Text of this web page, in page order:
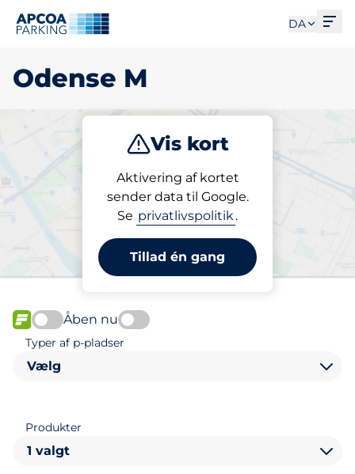
DA
Odense M
Vis kort
Aktivering af kortet
sender data til Google.
Se privatlivspolitik.
Tillad én gang
Abonnement
Abonner på en p-plads i
Odense M
FLOW
Åben nu
Typer af p-pladser
Vælg
Produkter
1 valgt